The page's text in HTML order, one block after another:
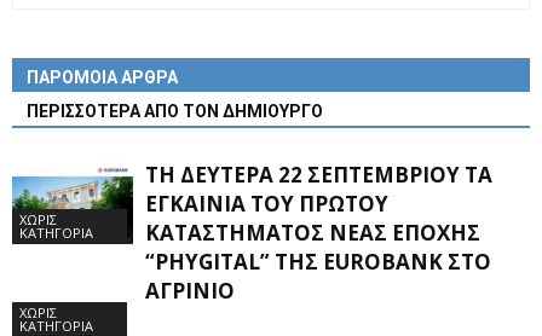
ΠΑΡΟΜΟΙΑ ΑΡΘΡΑ
ΠΕΡΙΣΣΟΤΕΡΑ ΑΠΟ ΤΟΝ ΔΗΜΙΟΥΡΓΟ
ΧΩΡΊΣ
ΚΑΤΗΓΟΡΊΑ
ΤΗ ΔΕΥΤΈΡΑ 22 ΣΕΠΤΕΜΒΡΊΟΥ ΤΑ
ΕΓΚΑΊΝΙΑ ΤΟΥ ΠΡΏΤΟΥ
ΚΑΤΑΣΤΉΜΑΤΟΣ ΝΈΑΣ ΕΠΟΧΉΣ
“PHYGITAL” ΤΗΣ EUROBANK ΣΤΟ
ΑΓΡΊΝΙΟ
ΧΩΡΊΣ
ΚΑΤΗΓΟΡΊΑ